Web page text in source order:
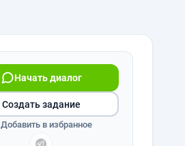
Начать диалог
Создать задание
Добавить в избранное